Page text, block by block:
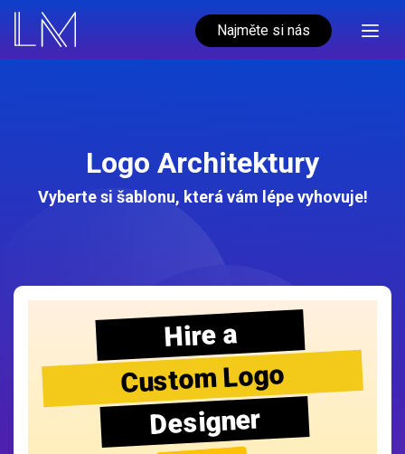
Najměte si nás
Logo Architektury
Vyberte si šablonu, která vám lépe vyhovuje!
Hire a
Custom Logo
Designer